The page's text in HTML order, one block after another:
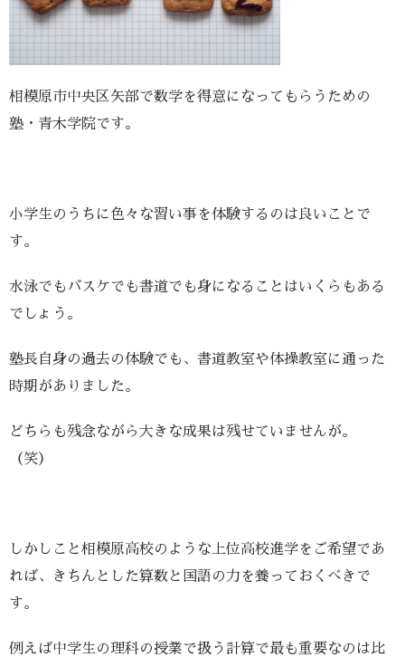
相模原市中央区矢部で数学を得意になってもらうための
塾・青木学院です。
小学生のうちに色々な習い事を体験するのは良いことで
す。
水泳でもバスケでも書道でも身になることはいくらもある
でしょう。
塾長自身の過去の体験でも、書道教室や体操教室に通った
時期がありました。
どちらも残念ながら大きな成果は残せていませんが。
（笑）
しかしこと相模原高校のような上位高校進学をご希望であ
れば、きちんとした算数と国語の力を養っておくべきで
す。
例えば中学生の理科の授業で扱う計算で最も重要なのは比